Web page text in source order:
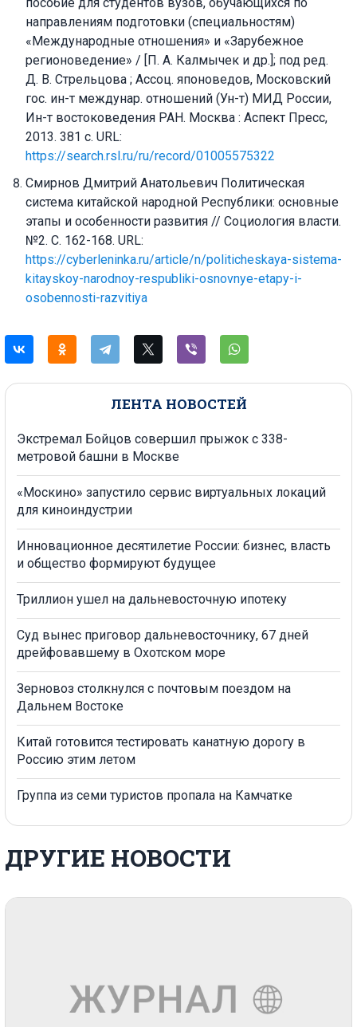
ЛЕНТА НОВОСТЕЙ
Экстремал Бойцов совершил прыжок с 338-
метровой башни в Москве
«Москино» запустило сервис виртуальных локаций
для киноиндустрии
Инновационное десятилетие России: бизнес, власть
и общество формируют будущее
Триллион ушел на дальневосточную ипотеку
Суд вынес приговор дальневосточнику, 67 дней
дрейфовавшему в Охотском море
Зерновоз столкнулся с почтовым поездом на
Дальнем Востоке
Китай готовится тестировать канатную дорогу в
Россию этим летом
Группа из семи туристов пропала на Камчатке
направлениям подготовки (специальностям)
«Международные отношения» и «Зарубежное
регионоведение» / [П. А. Калмычек и др.]; под ред.
Д. В. Стрельцова ; Ассоц. японоведов, Московский
гос. ин-т междунар. отношений (Ун-т) МИД России,
Ин-т востоковедения РАН. Москва : Аспект Пресс,
2013. 381 с. URL:
https://search.rsl.ru/ru/record/01005575322
Смирнов Дмитрий Анатольевич Политическая
система китайской народной Республики: основные
этапы и особенности развития // Социология власти.
№2. С. 162-168. URL:
https://cyberleninka.ru/article/n/politicheskaya-sistema-
kitayskoy-narodnoy-respubliki-osnovnye-etapy-i-
osobennosti-razvitiya
ДРУГИЕ НОВОСТИ